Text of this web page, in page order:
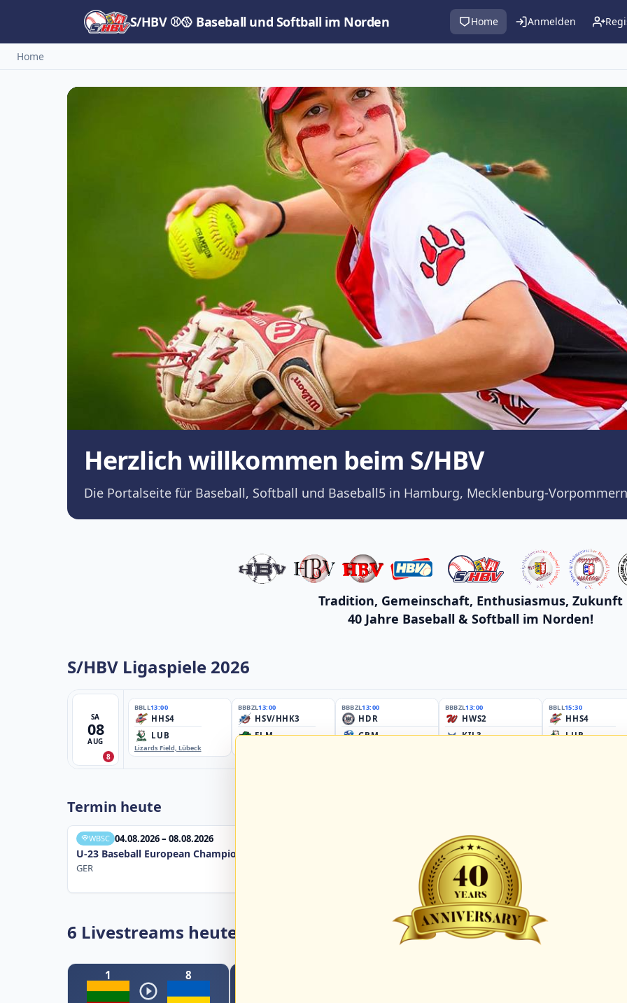
S/HBV ⚾🥎 Baseball und Softball im Norden Home Anmelden
Home
Herzlich willkommen beim S/HBV
Die Portalseite für Baseball, Softball und Baseball5 in Hamburg, Mecklenburg-
Tradition, Gemeinschaft, Enthusiasmus, Zukunft
40 Jahre Baseball & Softball im Norden!
S/HBV Ligaspiele 2026
SA
08
AUG
8
BBLL13:00
HHS4
LUB
Lizards Field, Lübeck
BBBZL13:00
HSV/HHK3
ELM
BBBZL13:00
HDR
GBM
BBBZL13:00
HWS2
KIL3
BBLL15:30
HHS4
LUB
Termin heute
WBSC 04.08.2026 – 08.08.2026
U-23 Baseball European Championship B Pool 2026 - Group Germany
GER
6 Livestreams heute
1 8